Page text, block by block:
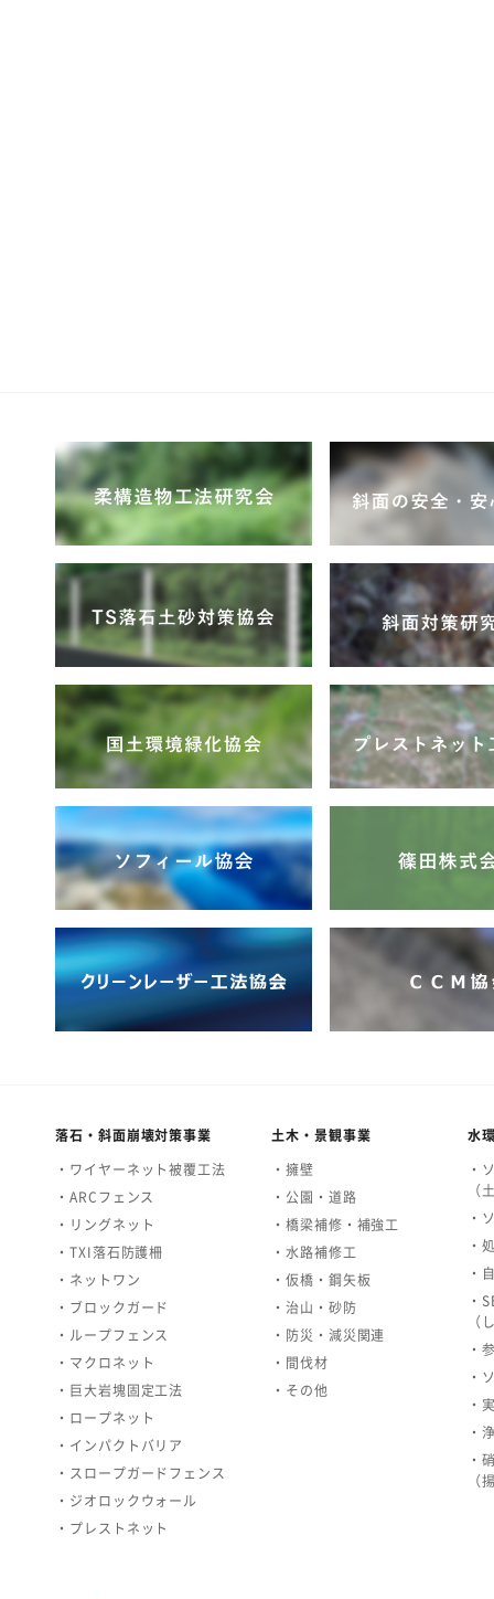
落石・斜面崩壊対策事業
・ワイヤーネット被覆工法
・ARCフェンス
・リングネット
・TXI落石防護柵
・ネットワン
・ブロックガード
・ループフェンス
・マクロネット
・巨大岩塊固定工法
・ロープネット
・インパクトバリア
・スロープガードフェンス
・ジオロックウォール
・プレストネット
土木・景観事業
・擁壁
・公園・道路
・橋梁補修・補強工
・水路補修工
・仮橋・鋼矢板
・治山・砂防
・防災・減災関連
・間伐材
・その他
水
・
（
・
・
・
・
（
・
・
・
・
・
（